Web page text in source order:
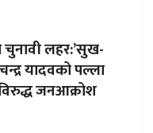
चुनावी लहर:’सुख-
यादवको पल्ला
विरुद्ध जनआक्रोश